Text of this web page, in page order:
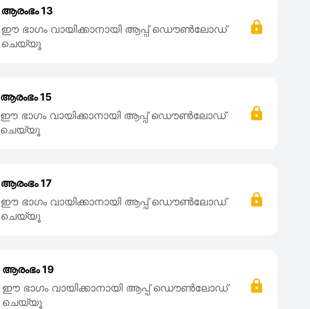
ആരംഭം 13
ഈ ഭാഗം വായിക്കാനായി ആപ്പ് ഡൌൺലോഡ്
ചെയ്യൂ
ആരംഭം 15
ഈ ഭാഗം വായിക്കാനായി ആപ്പ് ഡൌൺലോഡ്
ചെയ്യൂ
ആരംഭം 17
ഈ ഭാഗം വായിക്കാനായി ആപ്പ് ഡൌൺലോഡ്
ചെയ്യൂ
ആരംഭം 19
ഈ ഭാഗം വായിക്കാനായി ആപ്പ് ഡൌൺലോഡ്
ചെയ്യൂ